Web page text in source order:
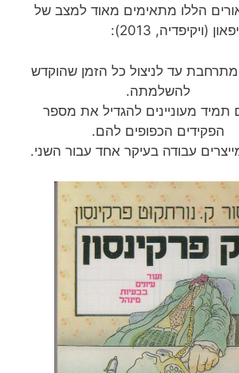
הללו מתאימים מאוד למצב של
(ויקיפדיה, 2013):
עד לניצול כל הזמן שהוקדש
להשלמתה.
תמיד מעוניינים להגדיל את מספר
הפקידים הכפופים להם.
עבודה בעיקר אחד עבור השני.